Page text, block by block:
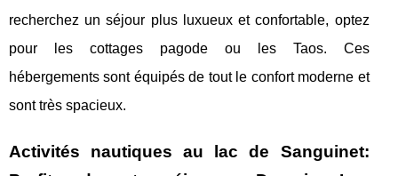
recherchez un séjour plus luxueux et confortable, optez
pour les cottages pagode ou les Taos. Ces
hébergements sont équipés de tout le confort moderne et
sont très spacieux.
Activités nautiques au lac de Sanguinet: